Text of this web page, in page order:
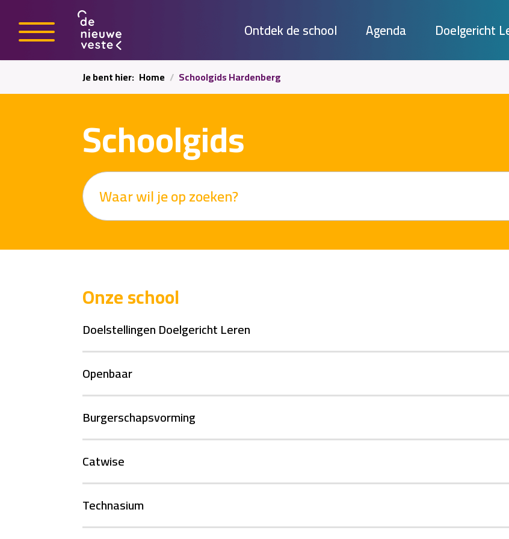
Ontdek de school Agenda Doelgericht
Je bent hier: Home Schoolgids Hardenberg
Schoolgids
Onze school
Doelstellingen Doelgericht Leren
Openbaar
Burgerschapsvorming
Catwise
Technasium